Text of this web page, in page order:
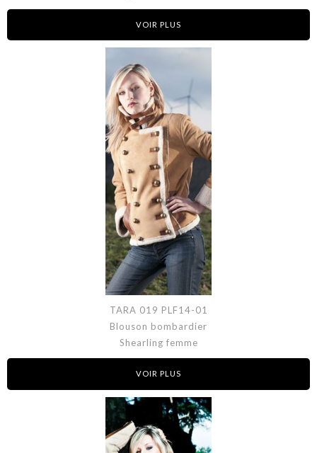
VOIR PLUS
TARA 019 PLF14-01
Blouson bombardier
Shearling femme
VOIR PLUS